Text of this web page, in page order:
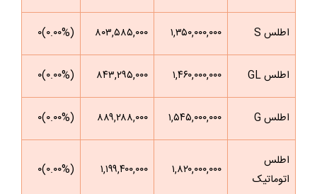
اطلس S ۱,۳۵۰,۰۰۰,۰۰۰ ۸۰۳,۵۸۵,۰۰۰ (۰.۰۰%)۰
اطلس GL ۱,۴۶۰,۰۰۰,۰۰۰ ۸۴۳,۲۹۵,۰۰۰ (۰.۰۰%)۰
اطلس G ۱,۵۴۵,۰۰۰,۰۰۰ ۸۸۹,۲۸۸,۰۰۰ (۰.۰۰%)۰
اطلس
اتوماتیک
۱,۸۲۰,۰۰۰,۰۰۰ ۱,۱۹۹,۴۰۰,۰۰۰ (۰.۰۰%)۰